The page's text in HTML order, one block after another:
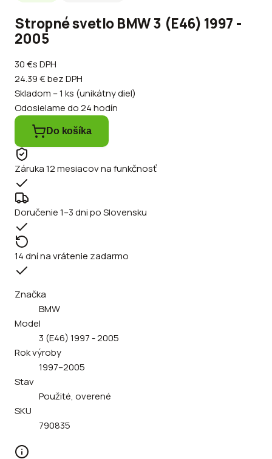
Stropné svetlo BMW 3 (E46) 1997 -
2005
30 €s DPH
24.39 €bez DPH
Skladom – 1 ks (unikátny diel)
Odosielame do 24 hodín
Do košíka
Záruka 12 mesiacov na funkčnosť
Doručenie 1–3 dni po Slovensku
14 dní na vrátenie zadarmo
Značka
BMW
Model
3 (E46) 1997 - 2005
Rok výroby
1997–2005
Stav
Použité, overené
SKU
790835